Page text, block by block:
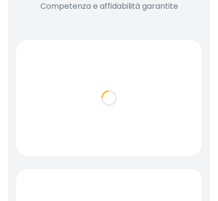
Competenza e affidabilità garantite
Loading...